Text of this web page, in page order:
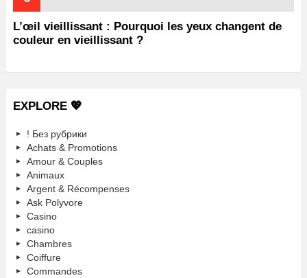
L’œil vieillissant : Pourquoi les yeux changent de
couleur en vieillissant ?
EXPLORE 💖
! Без рубрики
Achats & Promotions
Amour & Couples
Animaux
Argent & Récompenses
Ask Polyvore
Casino
casino
Chambres
Coiffure
Commandes